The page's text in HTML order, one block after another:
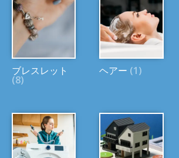
ブレスレット
(8)
ヘアー (1)